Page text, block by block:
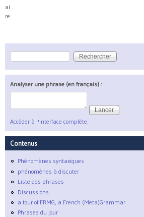
ai
re
Formulaire de recherche
Rechercher
Analyser une phrase (en français) :
Accéder à l'interface complète.
Contenus
Phénomènes syntaxiques
phénomènes à discuter
Liste des phrases
Discussions
a tour of FRMG, a French (Meta)Grammar
Phrases du jour